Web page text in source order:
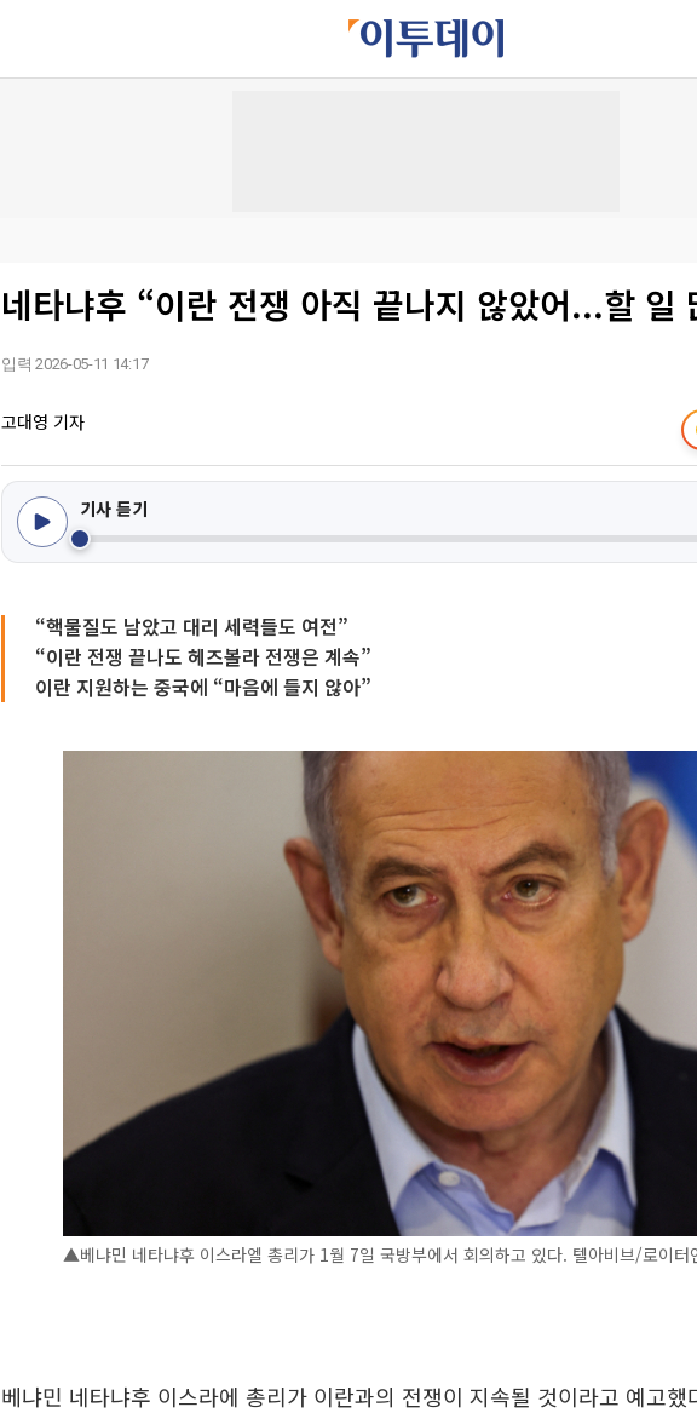
네타냐후 “이란 전쟁 아직 끝나지 않았어...할 일
입력 2026-05-11 14:17
고대영 기자
기사 듣기
“핵물질도 남았고 대리 세력들도 여전”
“이란 전쟁 끝나도 헤즈볼라 전쟁은 계속”
이란 지원하는 중국에 “마음에 들지 않아”
▲베냐민 네타냐후 이스라엘 총리가 1월 7일 국방부에서 회의하고 있다. 텔아비브/로이터
베냐민 네타냐후 이스라에 총리가 이란과의 전쟁이 지속될 것이라고 예고했